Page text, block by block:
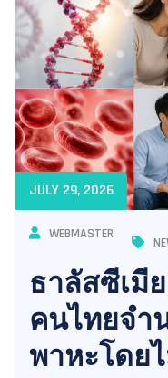
JULY 29, 2026
WEBMASTER
ธาลัสซีเมี
คนไทยจำ
พาหะโดย